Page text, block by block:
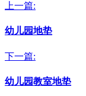
上一篇:
幼儿园地垫
下一篇:
幼儿园教室地垫